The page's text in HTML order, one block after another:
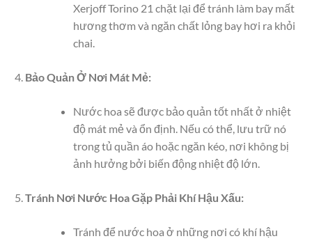
Xerjoff Torino 21 chặt lại để tránh làm bay mất
hương thơm và ngăn chất lỏng bay hơi ra khỏi
chai.
Bảo Quản Ở Nơi Mát Mẻ:
Nước hoa sẽ được bảo quản tốt nhất ở nhiệt
độ mát mẻ và ổn định. Nếu có thể, lưu trữ nó
trong tủ quần áo hoặc ngăn kéo, nơi không bị
ảnh hưởng bởi biến động nhiệt độ lớn.
Tránh Nơi Nước Hoa Gặp Phải Khí Hậu Xấu:
Tránh để nước hoa ở những nơi có khí hậu